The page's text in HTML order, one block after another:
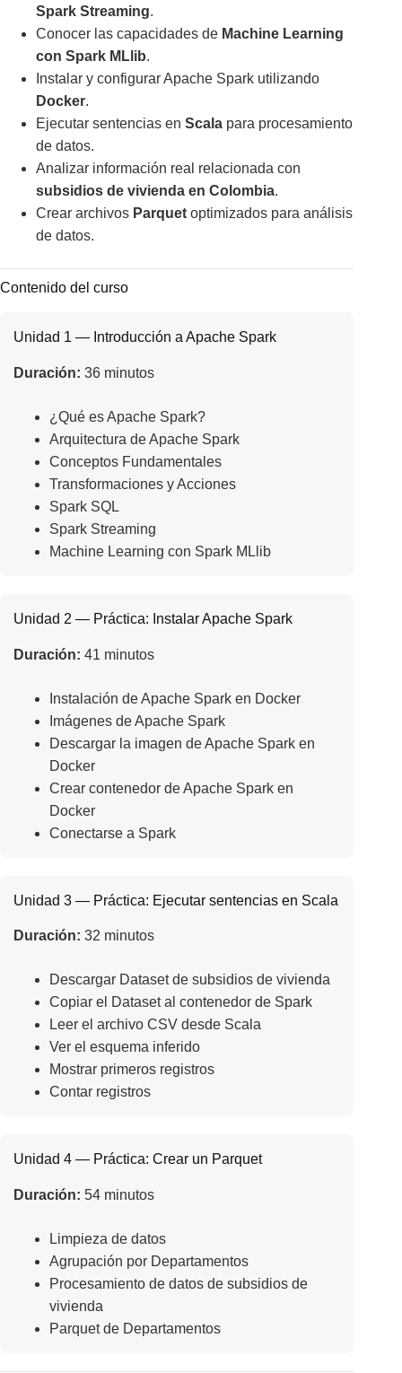
Spark Streaming.
Conocer las capacidades de Machine Learning
con Spark MLlib.
Instalar y configurar Apache Spark utilizando
Docker.
Ejecutar sentencias en Scala para procesamiento
de datos.
Analizar información real relacionada con
subsidios de vivienda en Colombia.
Crear archivos Parquet optimizados para análisis
de datos.
Contenido del curso
Unidad 1 — Introducción a Apache Spark
Duración: 36 minutos
¿Qué es Apache Spark?
Arquitectura de Apache Spark
Conceptos Fundamentales
Transformaciones y Acciones
Spark SQL
Spark Streaming
Machine Learning con Spark MLlib
Unidad 2 — Práctica: Instalar Apache Spark
Duración: 41 minutos
Instalación de Apache Spark en Docker
Imágenes de Apache Spark
Descargar la imagen de Apache Spark en
Docker
Crear contenedor de Apache Spark en
Docker
Conectarse a Spark
Unidad 3 — Práctica: Ejecutar sentencias en Scala
Duración: 32 minutos
Descargar Dataset de subsidios de vivienda
Copiar el Dataset al contenedor de Spark
Leer el archivo CSV desde Scala
Ver el esquema inferido
Mostrar primeros registros
Contar registros
Unidad 4 — Práctica: Crear un Parquet
Duración: 54 minutos
Limpieza de datos
Agrupación por Departamentos
Procesamiento de datos de subsidios de
vivienda
Parquet de Departamentos